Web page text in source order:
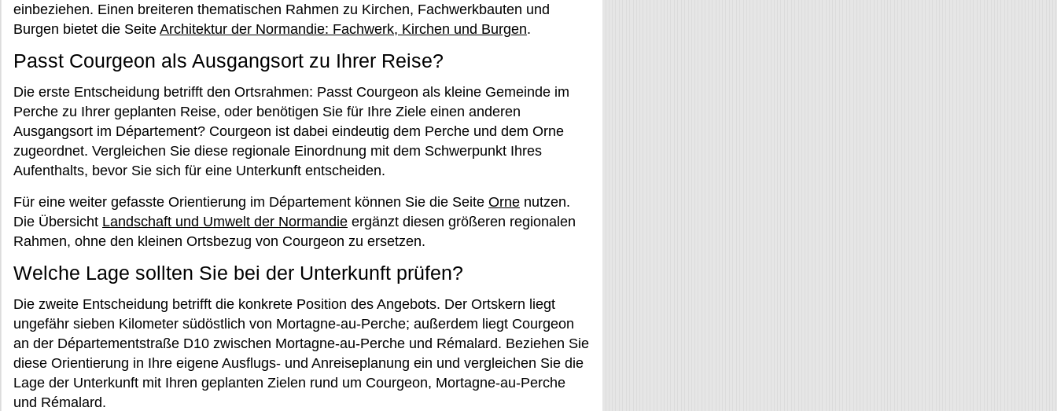
einbeziehen. Einen breiteren thematischen Rahmen zu Kirchen, Fachwerkbauten und
Burgen bietet die Seite Architektur der Normandie: Fachwerk, Kirchen und Burgen.
Passt Courgeon als Ausgangsort zu Ihrer Reise?
Die erste Entscheidung betrifft den Ortsrahmen: Passt Courgeon als kleine Gemeinde im
Perche zu Ihrer geplanten Reise, oder benötigen Sie für Ihre Ziele einen anderen
Ausgangsort im Département? Courgeon ist dabei eindeutig dem Perche und dem Orne
zugeordnet. Vergleichen Sie diese regionale Einordnung mit dem Schwerpunkt Ihres
Aufenthalts, bevor Sie sich für eine Unterkunft entscheiden.
Für eine weiter gefasste Orientierung im Département können Sie die Seite Orne nutzen.
Die Übersicht Landschaft und Umwelt der Normandie ergänzt diesen größeren regionalen
Rahmen, ohne den kleinen Ortsbezug von Courgeon zu ersetzen.
Welche Lage sollten Sie bei der Unterkunft prüfen?
Die zweite Entscheidung betrifft die konkrete Position des Angebots. Der Ortskern liegt
ungefähr sieben Kilometer südöstlich von Mortagne-au-Perche; außerdem liegt Courgeon
an der Départementstraße D10 zwischen Mortagne-au-Perche und Rémalard. Beziehen Sie
diese Orientierung in Ihre eigene Ausflugs- und Anreiseplanung ein und vergleichen Sie die
Lage der Unterkunft mit Ihren geplanten Zielen rund um Courgeon, Mortagne-au-Perche
und Rémalard.